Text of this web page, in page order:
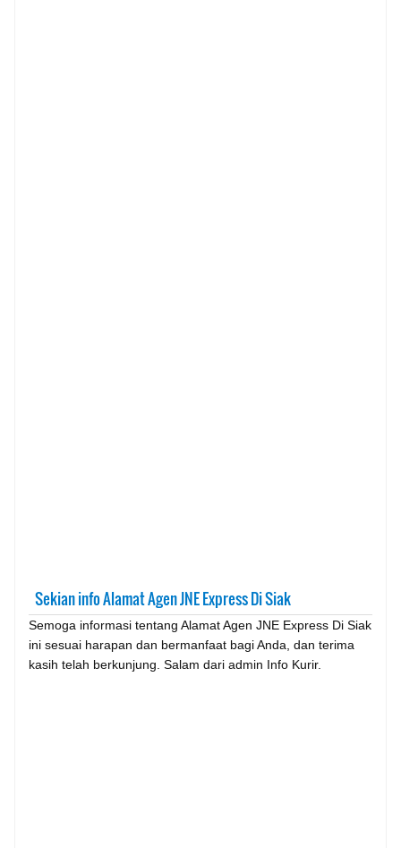
Sekian info Alamat Agen JNE Express Di Siak
Semoga informasi tentang Alamat Agen JNE Express Di Siak
ini sesuai harapan dan bermanfaat bagi Anda, dan terima
kasih telah berkunjung. Salam dari admin Info Kurir.